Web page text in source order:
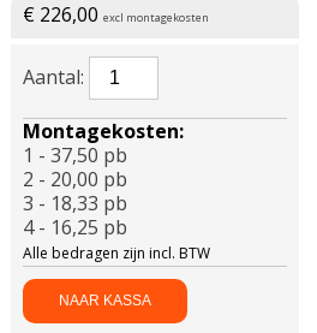
€ 226,00 excl montagekosten
BRIDGESTONE-
TURANZA
6
(+)B-
SEAL
Enliten
XL
215/45
R20
95H
aantal
NAAR KASSA
Montagekosten:
1 - 37,50 pb
2 - 20,00 pb
3 - 18,33 pb
4 - 16,25 pb
Alle bedragen zijn incl. BTW